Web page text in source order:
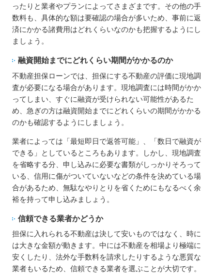
ったりと業者やプランによってさまざまです。その他の手
数料も、具体的な額は要確認の場合が多いため、事前に返
済にかかる諸費用はどれくらいなのかも把握するようにし
ましょう。
融資開始までにどれくらい期間がかかるのか
不動産担保ローンでは、担保にする不動産の評価に現地調
査が必要になる場合があります。現地調査には時間がかか
ってしまい、すぐに融資が受けられない可能性があるた
め、急ぎの方は融資開始までにどれくらいの期間がかかる
のかも確認するようにしましょう。
業者によっては「最短即日で返答可能」、「数日で融資が
できる」としているところもあります。しかし、現地調査
を省略する分、申し込みに必要な書類がしっかりそろって
いる、信用に傷がついていないなどの条件を決めている場
合があるため、無駄なやりとりを省くためにもなるべく余
裕を持って申し込みましょう。
信頼できる業者かどうか
担保に入れられる不動産は決して安いものではなく、時に
は大きな金額が動きます。中には不動産を相場より極端に
安くしたり、法外な手数料を請求したりするような悪質な
業者もいるため、信頼できる業者を選ぶことが大切です。